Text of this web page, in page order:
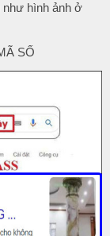
hình ảnh ở
SỐ